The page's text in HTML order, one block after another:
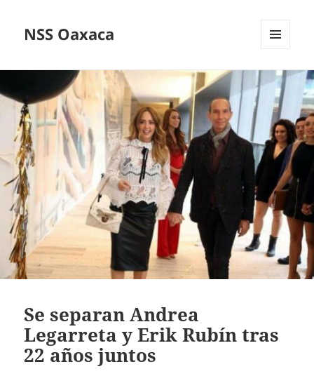
NSS Oaxaca
WIDGETS
Se separan Andrea
Legarreta y Erik Rubín tras
22 años juntos